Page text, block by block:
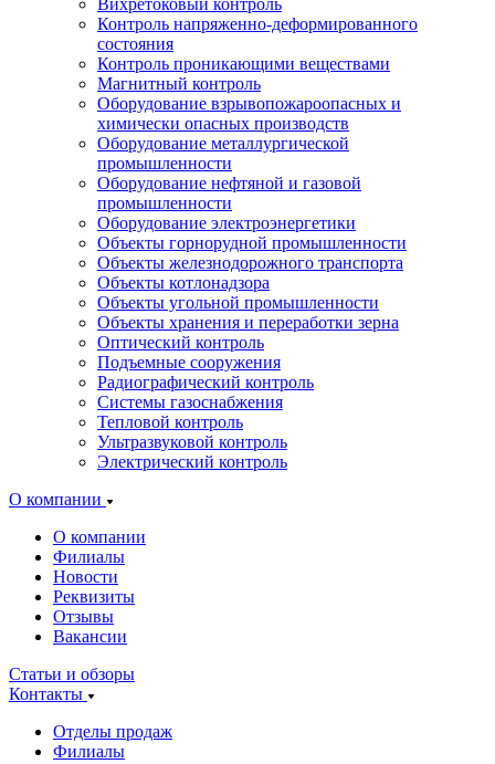
Вихретоковый контроль
Контроль напряженно-деформированного
состояния
Контроль проникающими веществами
Магнитный контроль
Оборудование взрывопожароопасных и
химически опасных производств
Оборудование металлургической
промышленности
Оборудование нефтяной и газовой
промышленности
Оборудование электроэнергетики
Объекты горнорудной промышленности
Объекты железнодорожного транспорта
Объекты котлонадзора
Объекты угольной промышленности
Объекты хранения и переработки зерна
Оптический контроль
Подъемные сооружения
Радиографический контроль
Системы газоснабжения
Тепловой контроль
Ультразвуковой контроль
Электрический контроль
О компании
О компании
Филиалы
Новости
Реквизиты
Отзывы
Вакансии
Статьи и обзоры
Контакты
Отделы продаж
Филиалы